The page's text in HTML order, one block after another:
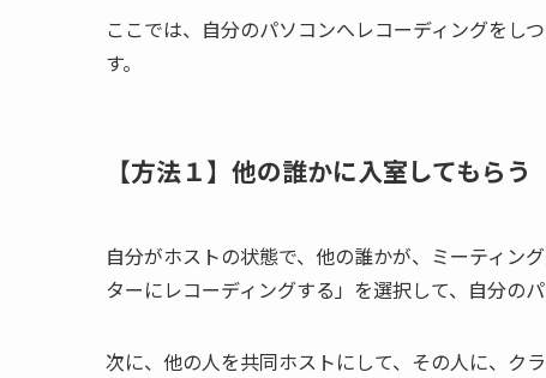
ここでは、自分のパソコンへレコーディングをし
す。
【方法１】他の誰かに入室してもらう
自分がホストの状態で、他の誰かが、ミーティン
ターにレコーディングする」を選択して、自分の
次に、他の人を共同ホストにして、その人に、ク